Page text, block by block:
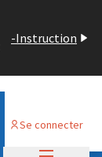
-Instruction
Se connecter